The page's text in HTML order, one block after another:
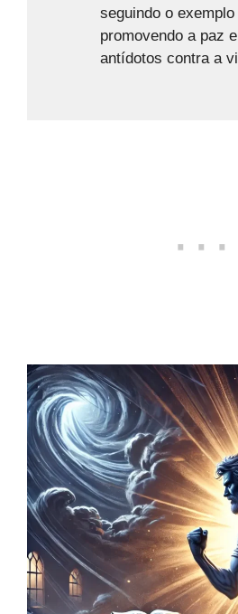
seguindo o
promovendo a paz
antídotos contra a